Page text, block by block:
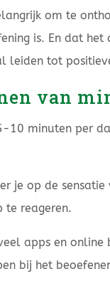
om te
is. En dat het
leiden tot
van
10 minuten per
je op de
te reageren.
apps en online
bij het